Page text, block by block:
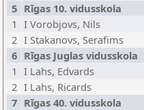
5 Rīgas 10. vidusskola
1 I Vorobjovs, Nils
2 I Stakanovs, Serafims
6 Rīgas Juglas vidusskola
1 I Lahs, Edvards
2 I Lahs, Ricards
7 Rīgas 40. vidusskola